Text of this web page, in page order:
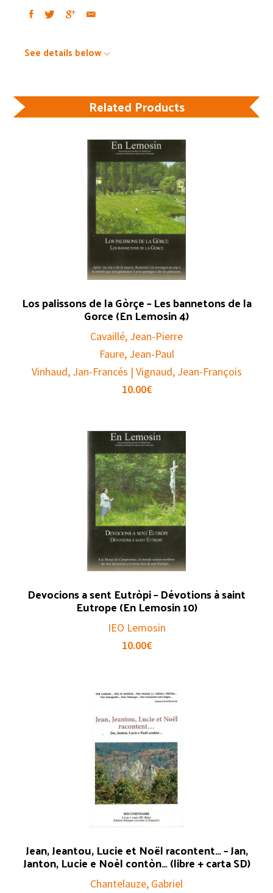
See details below
Related Products
Los palissons de la Gòrçe – Les bannetons de la
Gorce (En Lemosin 4)
Cavaillé, Jean-Pierre
Faure, Jean-Paul
Vinhaud, Jan-Francés | Vignaud, Jean-François
10.00€
Devocions a sent Eutròpi – Dévotions à saint
Eutrope (En Lemosin 10)
IEO Lemosin
10.00€
Jean, Jeantou, Lucie et Noël racontent… – Jan,
Janton, Lucie e Noèl contòn… (libre + carta SD)
Chantelauze, Gabriel